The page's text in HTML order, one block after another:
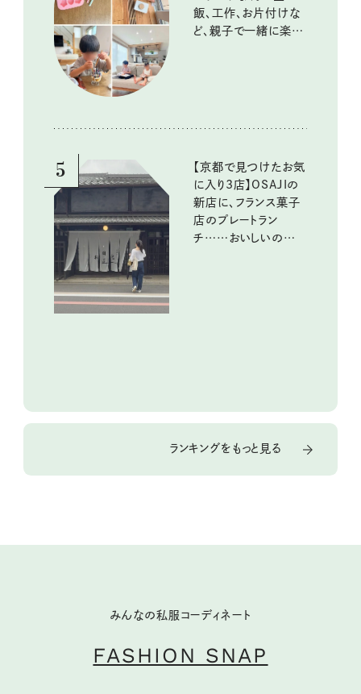
飯、工作、お片付けな
ど、親子で一緒に楽し
5
【京都で見つけたお気
に入り3店】OSAJIの
新店に、フランス菓子
店のプレートラン
チ……おいしいのんび
ランキングをもっと見る
みんなの私服コーディネート
FASHION SNAP